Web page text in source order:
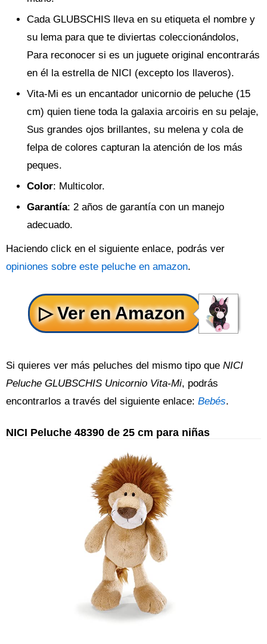
Cada GLUBSCHIS lleva en su etiqueta el nombre y
su lema para que te diviertas coleccionándolos,
Para reconocer si es un juguete original encontrarás
en él la estrella de NICI (excepto los llaveros).
Vita-Mi es un encantador unicornio de peluche (15
cm) quien tiene toda la galaxia arcoiris en su pelaje,
Sus grandes ojos brillantes, su melena y cola de
felpa de colores capturan la atención de los más
peques.
Color: Multicolor.
Garantía: 2 años de garantía con un manejo
adecuado.
Haciendo click en el siguiente enlace, podrás ver
opiniones sobre este peluche en amazon.
Si quieres ver más peluches del mismo tipo que NICI
Peluche GLUBSCHIS Unicornio Vita-Mi, podrás
encontrarlos a través del siguiente enlace: Bebés.
NICI Peluche 48390 de 25 cm para niñas